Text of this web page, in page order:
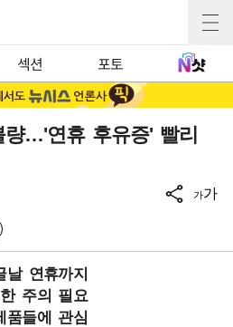
섹션 포토
량…'연휴 후유증' 빨리
가가
연휴까지
주의 필요
품들에 관심